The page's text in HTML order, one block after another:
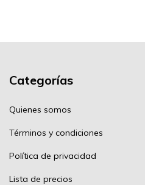
Categorías
Quienes somos
Términos y condiciones
Política de privacidad
Lista de precios